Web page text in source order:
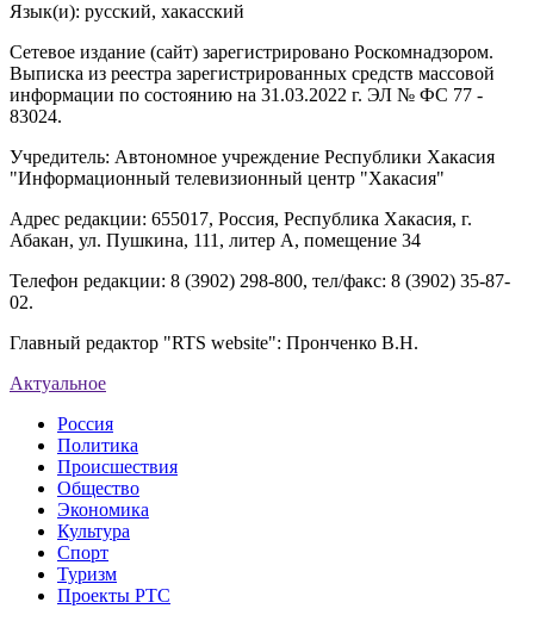
Язык(и): русский, хакасский
Сетевое издание (сайт) зарегистрировано Роскомнадзором.
Выписка из реестра зарегистрированных средств массовой
информации по состоянию на 31.03.2022 г. ЭЛ № ФС 77 -
83024.
Учредитель: Автономное учреждение Республики Хакасия
"Информационный телевизионный центр "Хакасия"
Адрес редакции: 655017, Россия, Республика Хакасия, г.
Абакан, ул. Пушкина, 111, литер А, помещение 34
Телефон редакции: 8 (3902) 298-800, тел/факс: 8 (3902) 35-87-
02.
Главный редактор "RTS website": Пронченко В.Н.
Актуальное
Россия
Политика
Происшествия
Общество
Экономика
Культура
Спорт
Туризм
Проекты РТС